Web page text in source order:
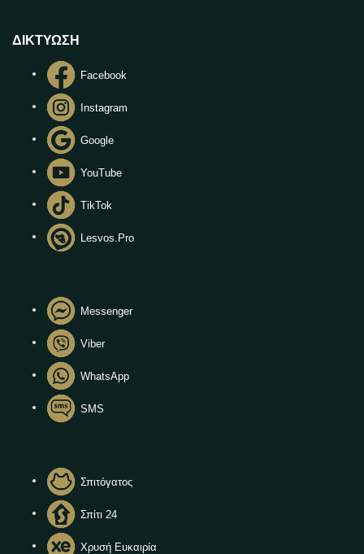
ΔΙΚΤΥΩΣΗ
Facebook
Instagram
Google
YouTube
TikTok
Lesvos.Pro
Messenger
Viber
WhatsApp
SMS
Σπιτόγατος
Σπίτι 24
Χρυσή Ευκαιρία